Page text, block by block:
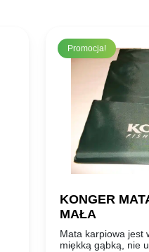
Promocja!
KONGER
MAŁA
Mata karpiowa jest
miękką gąbką, nie